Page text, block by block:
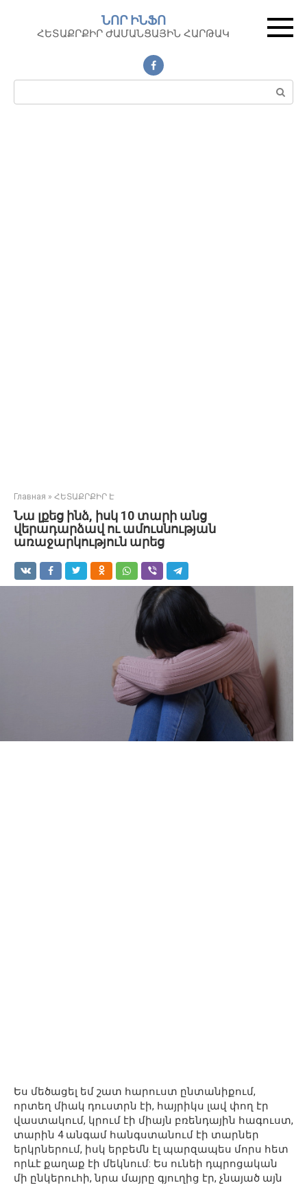
контенту
ՆՈՐ ԻՆՖՈ
ՀԵՏԱՔՐՔԻՐ ԺԱՄԱՆՑԱՅԻՆ ՀԱՐԹԱԿ
Поиск:
Главная » ՀԵՏԱՔՐՔԻՐ Է
Նա լքեց ինձ, իսկ 10 տարի անց
վերադարձավ ու ամուսնության
առաջարկություն արեց
Ես մեծացել եմ շատ հարուստ ընտանիքում,
որտեղ միակ դուստրն էի, հայրիկս լավ փող էր
վաստակում, կրում էի միայն բռենդային հագուստ,
տարին 4 անգամ հանգստանում էի տարներ
երկրներում, իսկ երբեմն էլ պարզապես մորս հետ
որևէ քաղաք էի մեկնում: Ես ունեի դպրոցական
մի ընկերուհի, նրա մայրը գյուղից էր, չնայած այն